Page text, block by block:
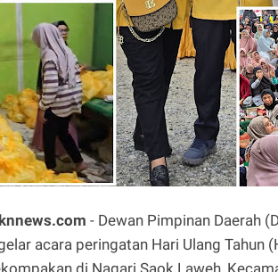
- Dewan Pimpinan Daerah
acara peringatan Hari Ulang Tahun
di Nagari Saok Laweh,